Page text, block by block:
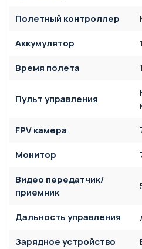
Полетный контроллер
Аккумулятор
Время полета
Пульт управления
FPV камера
Монитор
Видео передатчик/
приемник
Дальность управления
Зарядное устройство